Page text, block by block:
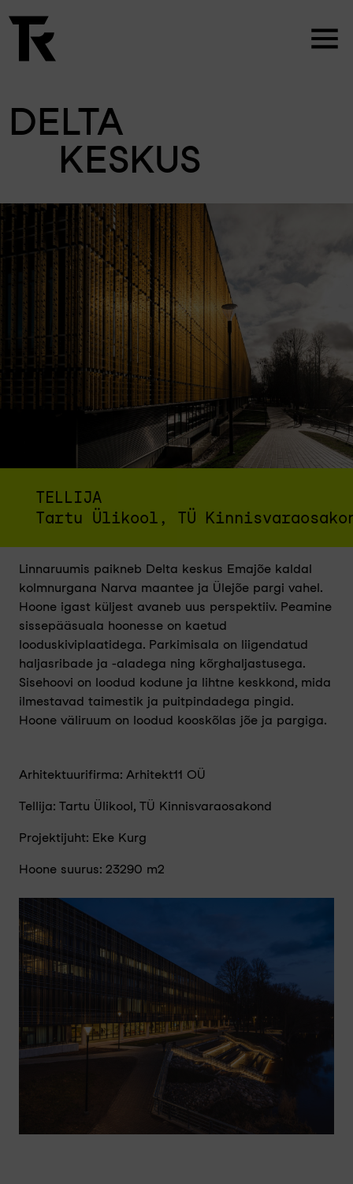
DELTA
KESKUS
TELLIJA
Tartu Ülikool, TÜ
Linnaruumis paikneb Delta keskus Emajõe kaldal
kolmnurgana Narva maantee ja Ülejõe pargi vahel.
Hoone igast küljest avaneb uus perspektiiv. Peamine
sissepääsuala hoonesse on kaetud
looduskiviplaatidega. Parkimisala on liigendatud
haljasribade ja -aladega ning kõrghaljastusega.
Sisehoovi on loodud kodune ja lihtne keskkond, mida
ilmestavad taimestik ja puitpindadega pingid.
Hoone väliruum on loodud kooskõlas jõe ja pargiga.
Arhitektuurifirma: Arhitekt11 OÜ
Tellija: Tartu Ülikool, TÜ Kinnisvaraosakond
Projektijuht: Eke Kurg
Hoone suurus: 23290 m²